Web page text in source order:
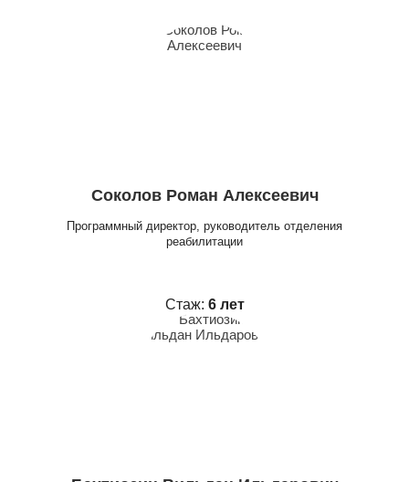
Соколов Роман Алексеевич
Программный директор, руководитель отделения
реабилитации
Стаж: 6 лет